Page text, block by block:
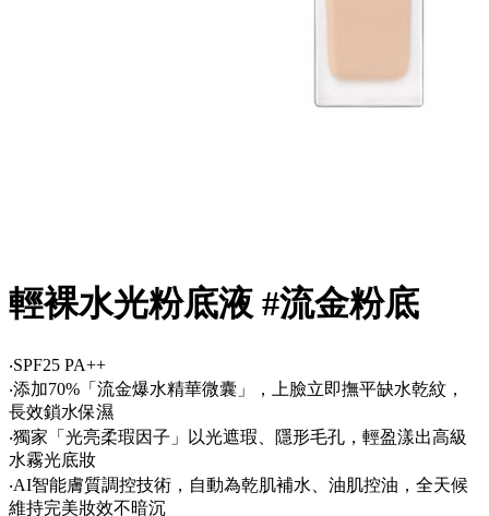
輕裸水光粉底液 #流金粉底
‧SPF25 PA++
‧添加70%「流金爆水精華微囊」，上臉立即撫平缺水乾紋，
長效鎖水保濕
‧獨家「光亮柔瑕因子」以光遮瑕、隱形毛孔，輕盈漾出高級
水霧光底妝
‧AI智能膚質調控技術，自動為乾肌補水、油肌控油，全天候
維持完美妝效不暗沉